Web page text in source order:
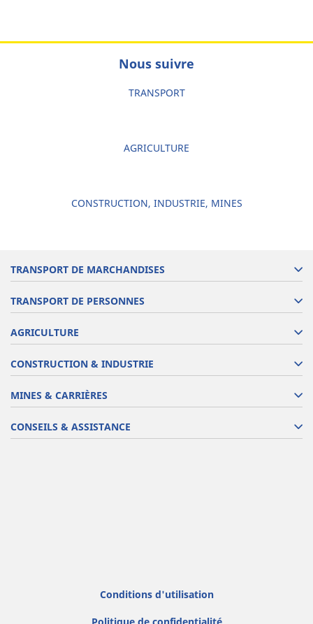
Nous suivre
TRANSPORT
AGRICULTURE
CONSTRUCTION, INDUSTRIE, MINES
TRANSPORT DE MARCHANDISES
TRANSPORT DE PERSONNES
AGRICULTURE
CONSTRUCTION & INDUSTRIE
MINES & CARRIÈRES
CONSEILS & ASSISTANCE
Conditions d'utilisation